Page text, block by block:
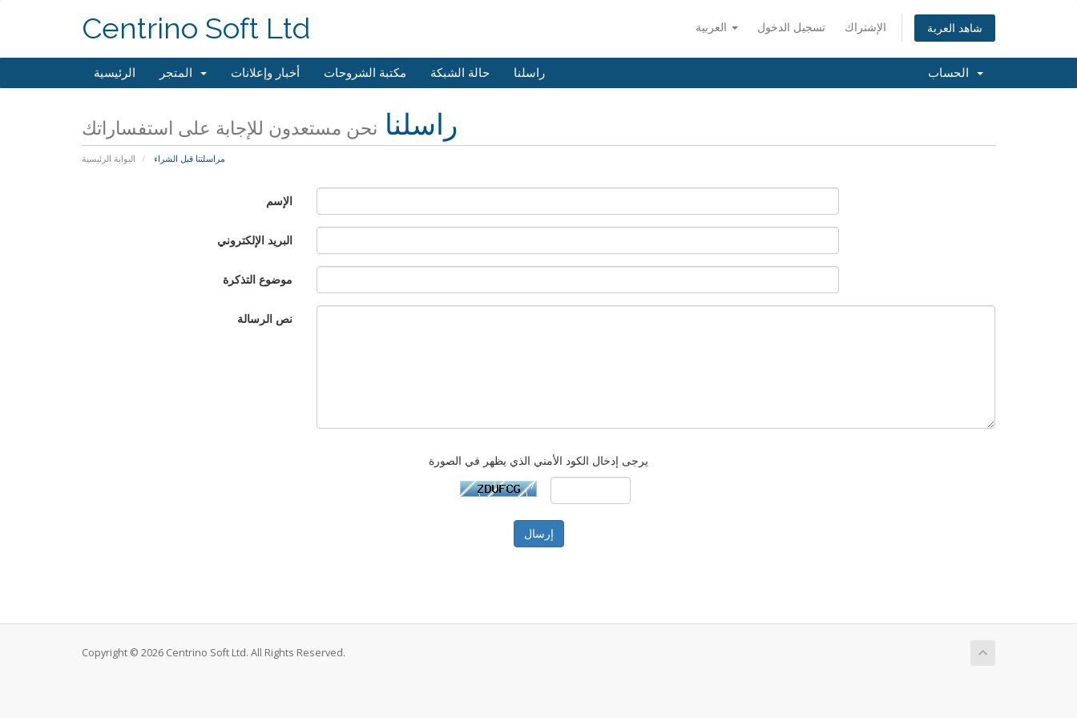
تسجيل الدخول الإشتراك شاهد العربة Centrino Soft Ltd
الرئيسية أخبار وإعلانات مكتبة الشروحات حالة الشبكة راسلنا
راسلنا نحن مستعدون للإجابة على استفساراتك
البوابة الرئيسية مراسلتنا قبل الشراء
الإسم
البريد الإلكتروني
موضوع التذكرة
نص الرسالة
يرجى إدخال الكود الأمني الذي يظهر في الصورة
إرسال
Copyright © 2026 Centrino Soft Ltd. All Rights Reserved.